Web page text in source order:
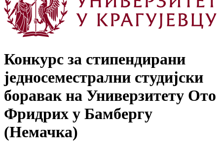
Конкурс за стипендирани
једносеместрални студијски
боравак на Универзитету Ото
Фридрих у Бамбергу
(Немачка)